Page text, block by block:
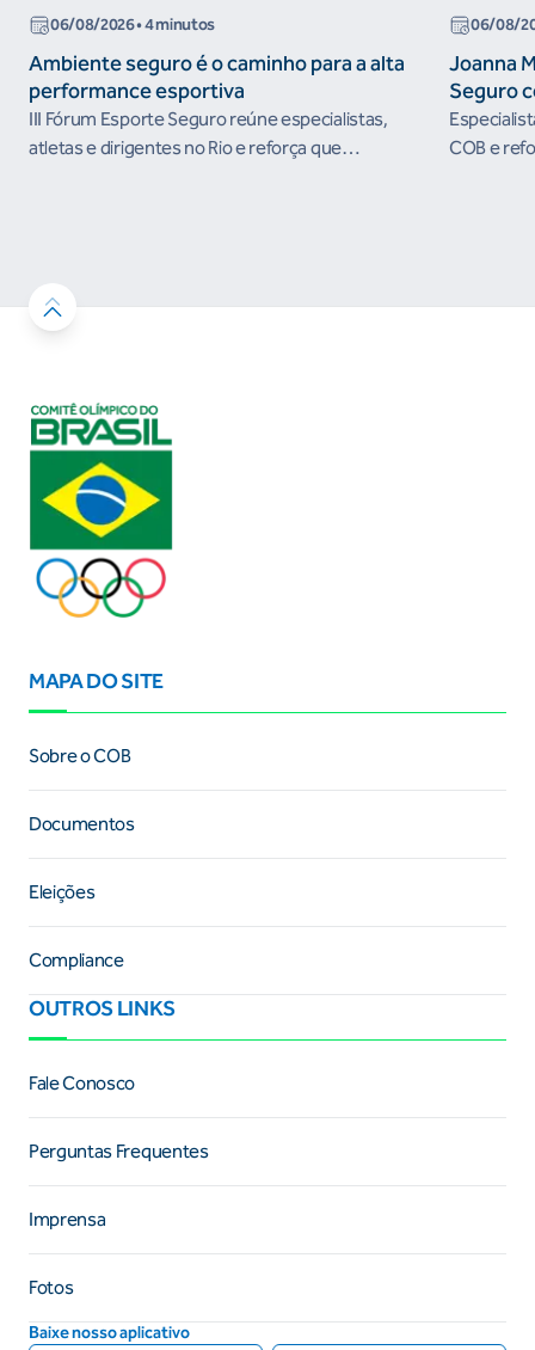
06/08/2026• 4 minutos
Ambiente seguro é o caminho para a alta
performance esportiva
III Fórum Esporte Seguro reúne especialistas,
atletas e dirigentes no Rio e reforça que
06/08/
Joanna
Seguro
COB e
MAPA DO SITE
Sobre o COB
Documentos
Eleições
Compliance
OUTROS LINKS
Fale Conosco
Perguntas Frequentes
Imprensa
Fotos
Baixe nosso aplicativo